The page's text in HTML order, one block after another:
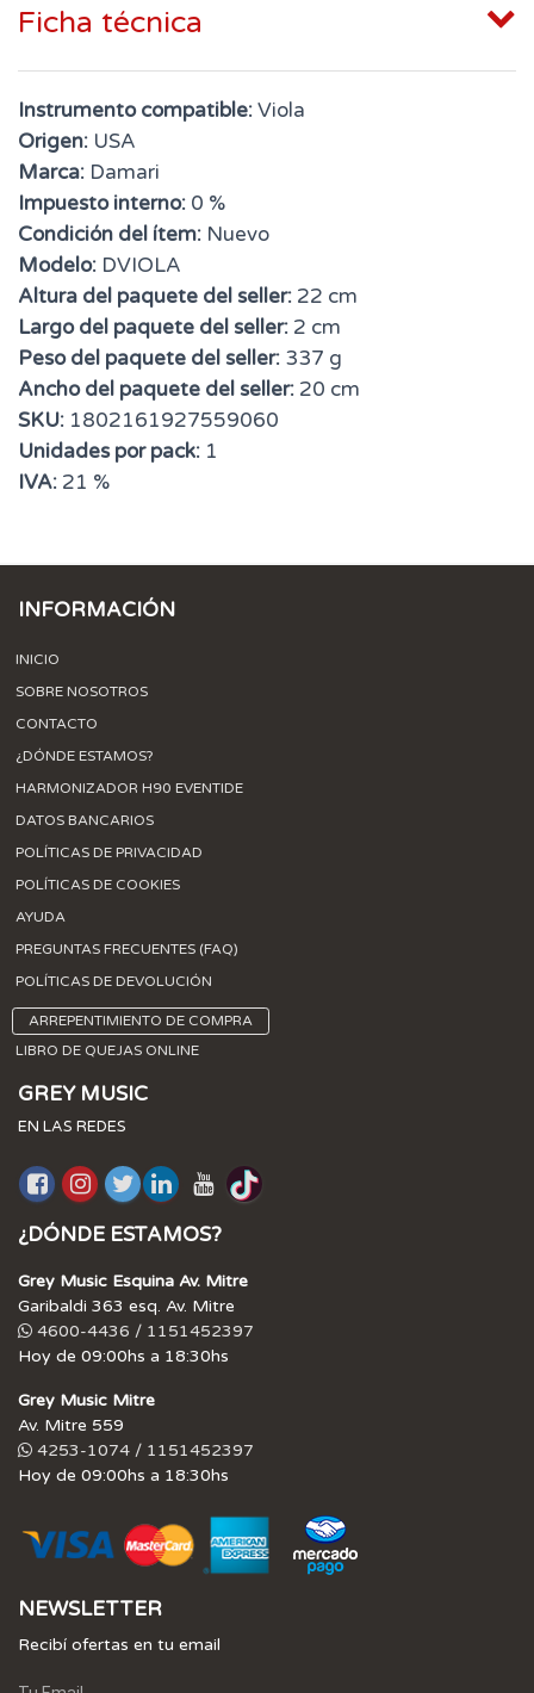
Ficha técnica
Instrumento compatible:Viola
Origen: USA
Marca: Damari
Impuesto interno: 0 %
Condición del ítem: Nuevo
Modelo: DVIOLA
Altura del paquete del seller: 22 cm
Largo del paquete del seller: 2 cm
Peso del paquete del seller: 337 g
Ancho del paquete del seller: 20 cm
SKU: 1802161927559060
Unidades por pack: 1
IVA: 21 %
INFORMACIÓN
INICIO
SOBRE NOSOTROS
CONTACTO
¿DÓNDE ESTAMOS?
HARMONIZADOR H90 EVENTIDE
DATOS BANCARIOS
POLÍTICAS DE PRIVACIDAD
POLÍTICAS DE COOKIES
AYUDA
PREGUNTAS FRECUENTES (FAQ)
POLÍTICAS DE DEVOLUCIÓN
ARREPENTIMIENTO DE COMPRA
LIBRO DE QUEJAS ONLINE
GREY MUSIC
EN LAS REDES
¿DÓNDE ESTAMOS?
Grey Music Esquina Av. Mitre
Garibaldi 363 esq. Av. Mitre
4600-4436 / 1151452397
Hoy de 09:00hs a 18:30hs
Grey Music Mitre
Av. Mitre 559
4253-1074 / 1151452397
Hoy de 09:00hs a 18:30hs
NEWSLETTER
Recibí ofertas en tu email